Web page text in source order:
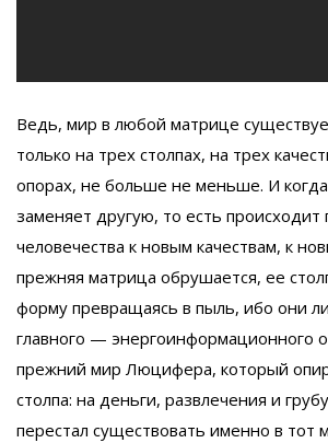
Ведь, мир в любой матрице
только на трех столпах, на трех
опорах, не больше не меньше. И
заменяет другую, то есть происходит
человечества к новым качествам, к
прежняя матрица обрушается, ее
форму превращаясь в пыль, ибо они
главного — энергоинформационного
прежний мир Люцифера, который
столпа: на деньги, развлечения и
перестал существовать именно в тот